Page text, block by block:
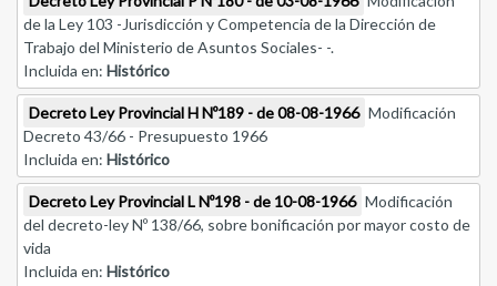
de la Ley 103 -Jurisdicción y Competencia de la Dirección de
Trabajo del Ministerio de Asuntos Sociales- -.
Incluida en: Histórico
Decreto Ley Provincial H Nº189 - de 08-08-1966 Modificación
Decreto 43/66 - Presupuesto 1966
Incluida en: Histórico
Decreto Ley Provincial L Nº198 - de 10-08-1966 Modificación
del decreto-ley Nº 138/66, sobre bonificación por mayor costo de
vida
Incluida en: Histórico